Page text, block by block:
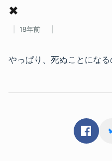
✖
18年前
やっぱり、死ぬことにな